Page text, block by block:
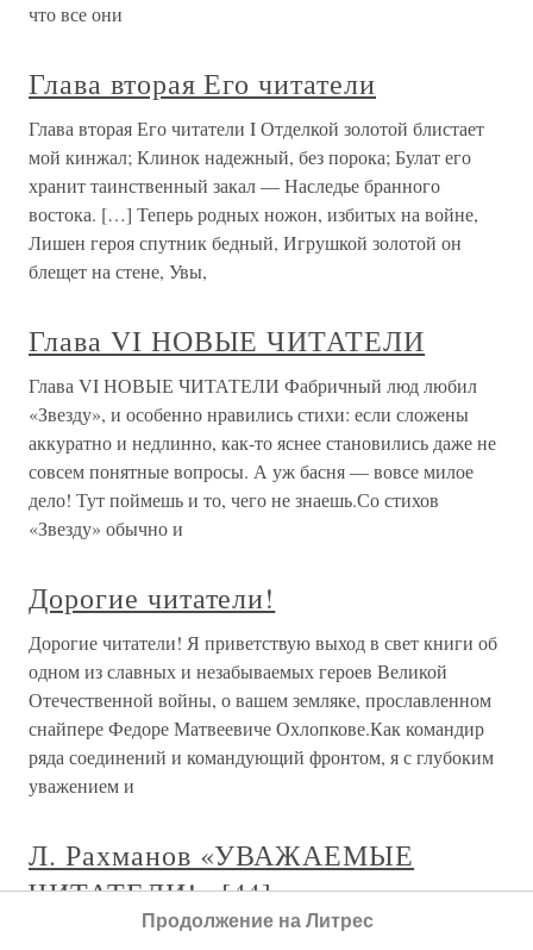
что все они
Глава вторая Его читатели
Глава вторая Его читатели I Отделкой золотой блистает
мой кинжал; Клинок надежный, без порока; Булат его
хранит таинственный закал — Наследье бранного
востока. […] Теперь родных ножон, избитых на войне,
Лишен героя спутник бедный, Игрушкой золотой он
блещет на стене, Увы,
Глава VI НОВЫЕ ЧИТАТЕЛИ
Глава VI НОВЫЕ ЧИТАТЕЛИ Фабричный люд любил
«Звезду», и особенно нравились стихи: если сложены
аккуратно и недлинно, как-то яснее становились даже не
совсем понятные вопросы. А уж басня — вовсе милое
дело! Тут поймешь и то, чего не знаешь.Со стихов
«Звезду» обычно и
Дорогие читатели!
Дорогие читатели! Я приветствую выход в свет книги об
одном из славных и незабываемых героев Великой
Отечественной войны, о вашем земляке, прославленном
снайпере Федоре Матвеевиче Охлопкове.Как командир
ряда соединений и командующий фронтом, я с глубоким
уважением и
Л. Рахманов «УВАЖАЕМЫЕ
ЧИТАТЕЛИ!» [44]
Л. Рахманов «УВАЖАЕМЫЕ ЧИТАТЕЛИ!»[44] Конечно,
Продолжение на Литрес